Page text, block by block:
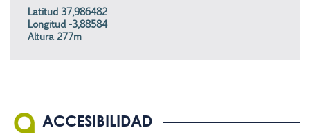
Latitud 37,986482
Longitud -3,88584
Altura 277m
ACCESIBILIDAD